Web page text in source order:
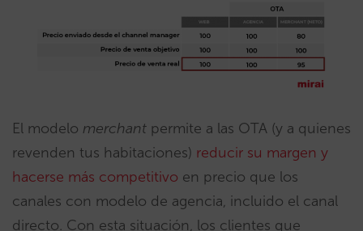
El modelo merchant permite a las OTA (y a quienes
revenden tus habitaciones) reducir su margen y
hacerse más competitivo en precio que los
canales con modelo de agencia, incluido el canal
directo. Con esta situación, los clientes que